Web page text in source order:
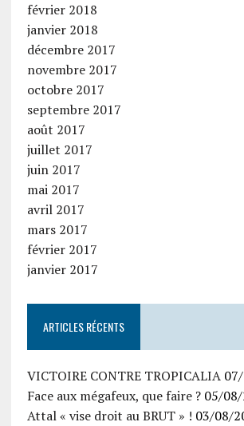
février 2018
janvier 2018
décembre 2017
novembre 2017
octobre 2017
septembre 2017
août 2017
juillet 2017
juin 2017
mai 2017
avril 2017
mars 2017
février 2017
janvier 2017
ARTICLES RÉCENTS
VICTOIRE CONTRE TROPICALIA
Face aux mégafeux, que faire ? 05/
Attal « vise droit au BRUT » ! 03/08/